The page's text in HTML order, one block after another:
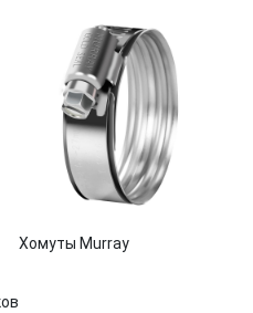
Хомуты Murray